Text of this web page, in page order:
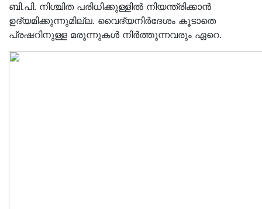
ബി.പി. നിശ്ചിത പരിധിക്കുള്ളിൽ നിയന്ത്രിക്കാൻ
ഉദ്യമിക്കുന്നുമില്ല. വൈദ്യനിർദേശം കൂടാതെ
പ്രഷറിനുള്ള മരുന്നുകൾ നിർത്തുന്നവരും ഏറെ.